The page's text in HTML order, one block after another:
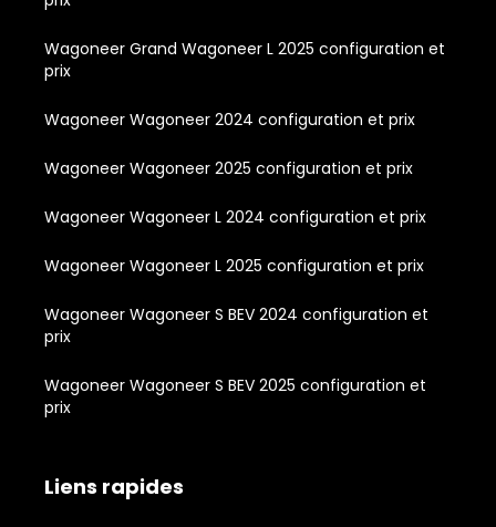
Wagoneer Grand Wagoneer L 2025 configuration et
prix
Wagoneer Wagoneer 2024 configuration et prix
Wagoneer Wagoneer 2025 configuration et prix
Wagoneer Wagoneer L 2024 configuration et prix
Wagoneer Wagoneer L 2025 configuration et prix
Wagoneer Wagoneer S BEV 2024 configuration et
prix
Wagoneer Wagoneer S BEV 2025 configuration et
prix
Liens rapides